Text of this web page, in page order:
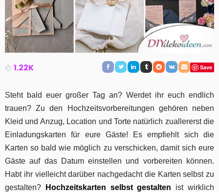
1.22K Save
Steht bald euer großer Tag an? Werdet ihr euch endlich
trauen? Zu den Hochzeitsvorbereitungen gehören neben
Kleid und Anzug, Location und Torte natürlich zuallererst die
Einladungskarten für eure Gäste! Es empfiehlt sich die
Karten so bald wie möglich zu verschicken, damit sich eure
Gäste auf das Datum einstellen und vorbereiten können.
Habt ihr vielleicht darüber nachgedacht die Karten selbst zu
gestalten?
Hochzeitskarten selbst gestalten ist wirklich